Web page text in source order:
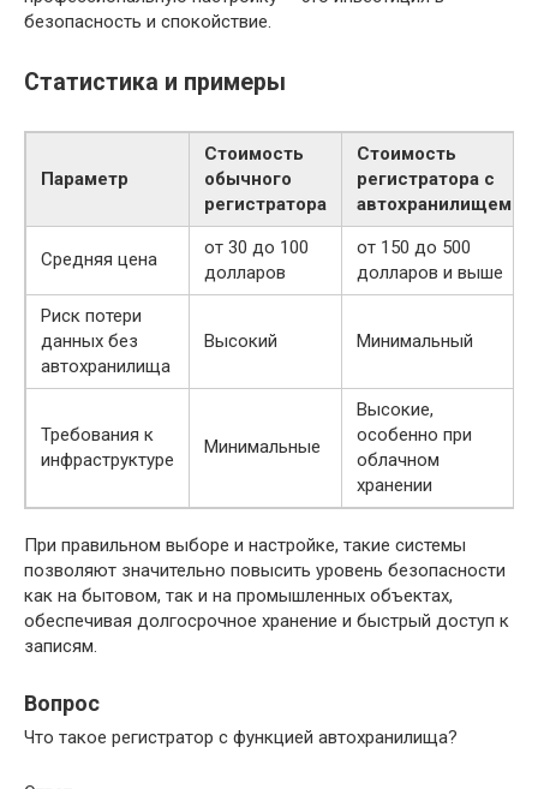
безопасность и спокойствие.
Статистика и примеры
Параметр
Стоимость
обычного
регистратора
Стоимость
регистратора с
автохранилищем
Средняя цена
от 30 до 100
долларов
от 150 до 500
долларов и выше
Риск потери
данных без
автохранилища
Высокий Минимальный
Требования к
инфраструктуре
Минимальные
Высокие,
особенно при
облачном
хранении
При правильном выборе и настройке, такие системы
позволяют значительно повысить уровень безопасности
как на бытовом, так и на промышленных объектах,
обеспечивая долгосрочное хранение и быстрый доступ к
записям.
Вопрос
Что такое регистратор с функцией автохранилища?